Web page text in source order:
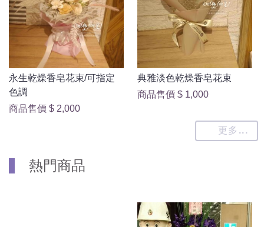
永生乾燥香皂花束/可指定
色調
商品售價 $ 2,000
典雅淡色乾燥香皂花束
商品售價 $ 1,000
更多...
熱門商品